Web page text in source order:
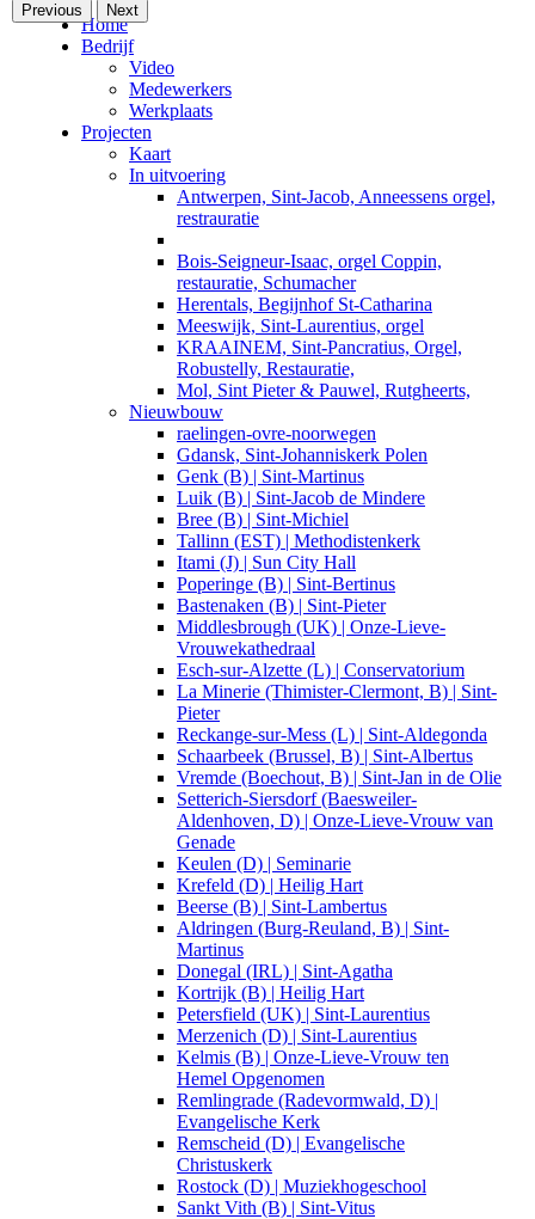
Home
Bedrijf
Video
Medewerkers
Werkplaats
Projecten
Kaart
In uitvoering
Antwerpen, Sint-Jacob, Anneessens orgel,
restrauratie
Bois-Seigneur-Isaac, orgel Coppin,
restauratie, Schumacher
Herentals, Begijnhof St-Catharina
Meeswijk, Sint-Laurentius, orgel
KRAAINEM, Sint-Pancratius, Orgel,
Robustelly, Restauratie,
Mol, Sint Pieter & Pauwel, Rutgheerts,
Nieuwbouw
raelingen-ovre-noorwegen
Gdansk, Sint-Johanniskerk Polen
Genk (B) | Sint-Martinus
Luik (B) | Sint-Jacob de Mindere
Bree (B) | Sint-Michiel
Tallinn (EST) | Methodistenkerk
Itami (J) | Sun City Hall
Poperinge (B) | Sint-Bertinus
Bastenaken (B) | Sint-Pieter
Middlesbrough (UK) | Onze-Lieve-
Vrouwekathedraal
Esch-sur-Alzette (L) | Conservatorium
La Minerie (Thimister-Clermont, B) | Sint-
Pieter
Reckange-sur-Mess (L) | Sint-Aldegonda
Schaarbeek (Brussel, B) | Sint-Albertus
Vremde (Boechout, B) | Sint-Jan in de Olie
Setterich-Siersdorf (Baesweiler-
Aldenhoven, D) | Onze-Lieve-Vrouw van
Genade
Keulen (D) | Seminarie
Krefeld (D) | Heilig Hart
Beerse (B) | Sint-Lambertus
Aldringen (Burg-Reuland, B) | Sint-
Martinus
Donegal (IRL) | Sint-Agatha
Kortrijk (B) | Heilig Hart
Petersfield (UK) | Sint-Laurentius
Merzenich (D) | Sint-Laurentius
Kelmis (B) | Onze-Lieve-Vrouw ten
Hemel Opgenomen
Remlingrade (Radevormwald, D) |
Evangelische Kerk
Remscheid (D) | Evangelische
Christuskerk
Rostock (D) | Muziekhogeschool
Sankt Vith (B) | Sint-Vitus
Previous Next